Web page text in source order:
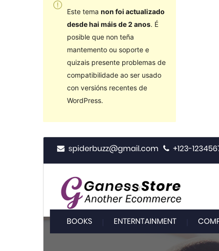
Este tema non foi actualizado
desde hai máis de 2 anos. É
posible que non teña
mantemento ou soporte e
quizais presente problemas de
compatibilidade ao ser usado
con versións recentes de
WordPress.